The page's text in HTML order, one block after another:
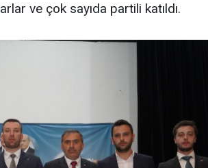
ve çok sayıda partili katıldı.